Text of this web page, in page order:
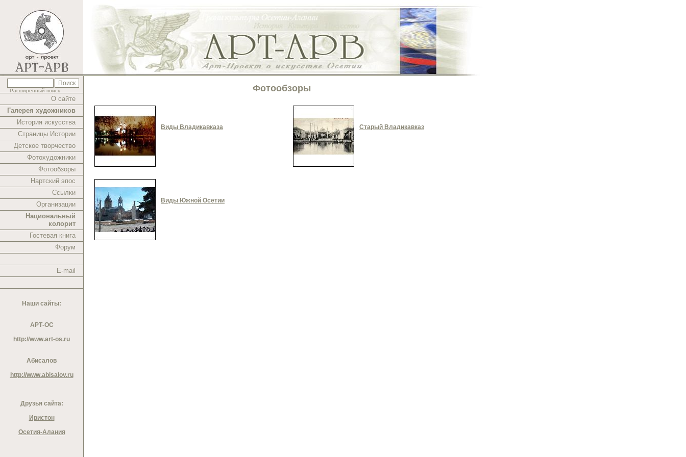
Расширенный поиск
О сайте
Галерея художников
История искусства
Страницы Истории
Детское творчество
Фотохудожники
Фотообзоры
Нартский эпос
Ссылки
Организации
Национальный
колорит
Гостевая книга
Форум
E-mail
Наши сайты:
АРТ-ОС
http://www.art-os.ru
Абисалов
http://www.abisalov.ru
Друзья сайта:
Иристон
Осетия-Алания
Фотообзоры
Виды Владикавказа
Виды Южной Осетии
Старый Владикавказ